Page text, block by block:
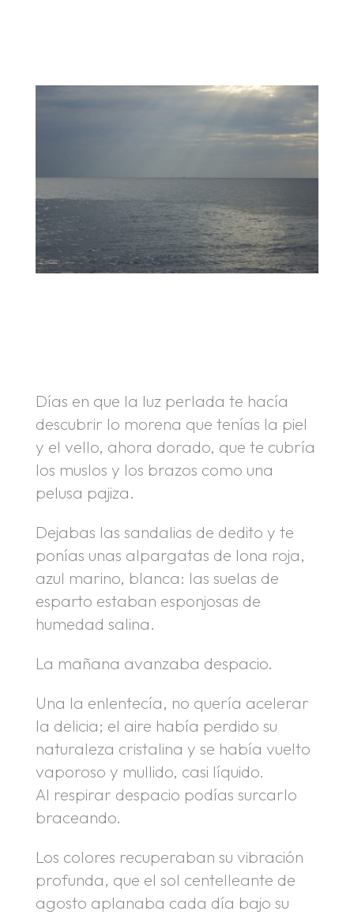
Días en que la luz perlada te hacía
descubrir lo morena que tenías la piel
y el vello, ahora dorado, que te cubría
los muslos y los brazos como una
pelusa pajiza.
Dejabas las sandalias de dedito y te
ponías unas alpargatas de lona roja,
azul marino, blanca: las suelas de
esparto estaban esponjosas de
humedad salina.
La mañana avanzaba despacio.
Una la enlentecía, no quería acelerar
la delicia; el aire había perdido su
naturaleza cristalina y se había vuelto
vaporoso y mullido, casi líquido.
Al respirar despacio podías surcarlo
braceando.
Los colores recuperaban su vibración
profunda, que el sol centelleante de
agosto aplanaba cada día bajo su